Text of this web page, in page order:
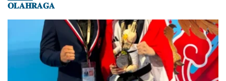
𝐎𝐋𝐀𝐇𝐑𝐀𝐆𝐀